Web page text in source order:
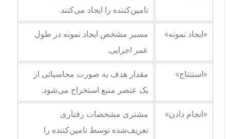
تامین‌کننده را ایجاد می‌کنند.
«ایجاد نمونه»
مسیر مشخص ایجاد نمونه در طول
عمر اجرایی.
«استنتاج»
مقدار هدف به صورت محاسباتی از
یک عنصر منبع استخراج می‌شود.
«انجام دادن»
مشتری مشخصات رفتاری
تعریف‌شده توسط تامین‌کننده را